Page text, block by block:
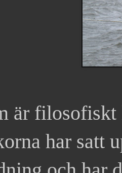
är filosofiskt
har satt